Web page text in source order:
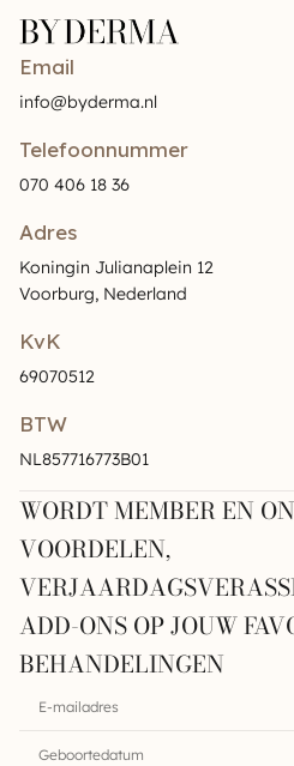
Email
info@byderma.nl
Telefoonnummer
070 406 18 36
Adres
Koningin Julianaplein 12
Voorburg, Nederland
KvK
69070512
BTW
NL857716773B01
WORDT MEMBER EN
VOORDELEN,
ADD-ONS OP JOUW
BEHANDELINGEN